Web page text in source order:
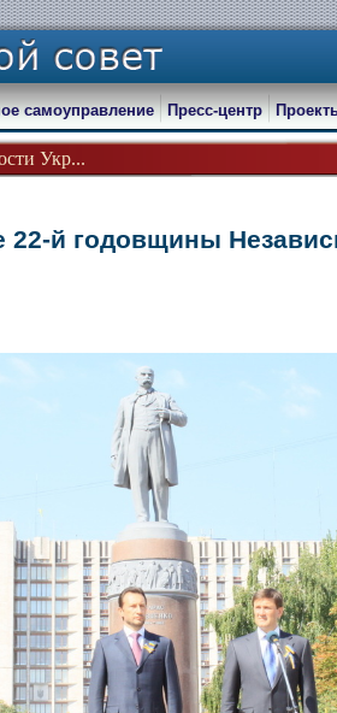
Укр...
самоуправление Пресс-центр
22-й годовщины